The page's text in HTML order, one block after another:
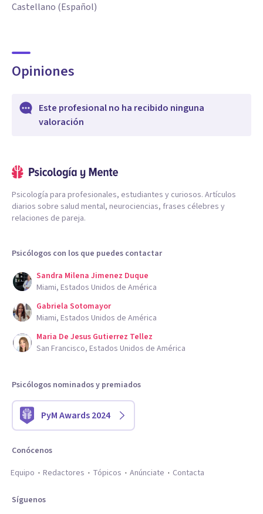
Castellano (Español)
Opiniones
Este profesional no ha recibido ninguna
valoración
Psicología para profesionales, estudiantes y curiosos. Artículos
diarios sobre salud mental, neurociencias, frases célebres y
relaciones de pareja.
Psicólogos con los que puedes contactar
Sandra Milena Jimenez Duque
Miami, Estados Unidos de América
Gabriela Sotomayor
Miami, Estados Unidos de América
Maria De Jesus Gutierrez Tellez
San Francisco, Estados Unidos de América
Psicólogos nominados y premiados
PyM Awards 2024
Conócenos
Equipo
Redactores Tópicos Anúnciate Contacta
Síguenos